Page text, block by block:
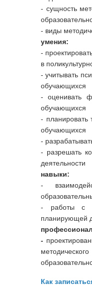
- сущность
- виды
умения:
-
в
- учитывать
обучающихся
- оценивать
обучающихся
- планировать
обучающихся
-
- разрешать
деятельности
навыки:
-
- работы с
планирующей
- п
Как